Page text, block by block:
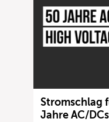
Stromschlag
Jahre AC/